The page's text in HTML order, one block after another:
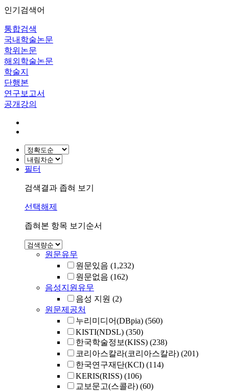
인기검색어
통합검색
국내학술논문
학위논문
해외학술논문
학술지
단행본
연구보고서
공개강의
필터
검색결과 좁혀 보기
선택해제
좁혀본 항목 보기순서
원문유무
원문있음 (1,232)
원문없음 (162)
음성지원유무
음성 지원 (2)
원문제공처
누리미디어(DBpia) (560)
KISTI(NDSL) (350)
한국학술정보(KISS) (238)
코리아스칼라(코리아스칼라) (201)
한국연구재단(KCI) (114)
KERIS(RISS) (106)
교보문고(스콜라) (60)